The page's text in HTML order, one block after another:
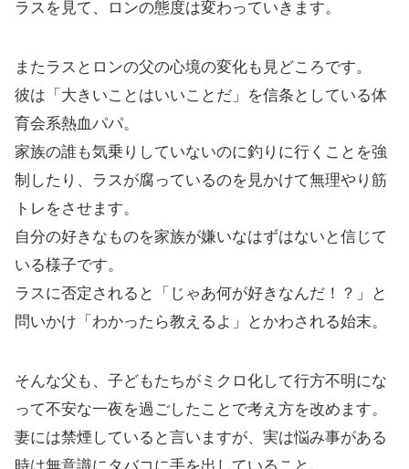
ラスを見て、ロンの態度は変わっていきます。
またラスとロンの父の心境の変化も見どころです。
彼は「大きいことはいいことだ」を信条としている体
育会系熱血パパ。
家族の誰も気乗りしていないのに釣りに行くことを強
制したり、ラスが腐っているのを見かけて無理やり筋
トレをさせます。
自分の好きなものを家族が嫌いなはずはないと信じて
いる様子です。
ラスに否定されると「じゃあ何が好きなんだ！？」と
問いかけ「わかったら教えるよ」とかわされる始末。
そんな父も、子どもたちがミクロ化して行方不明にな
って不安な一夜を過ごしたことで考え方を改めます。
妻には禁煙していると言いますが、実は悩み事がある